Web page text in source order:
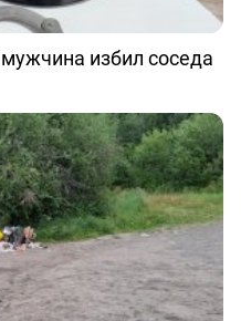
избил соседа